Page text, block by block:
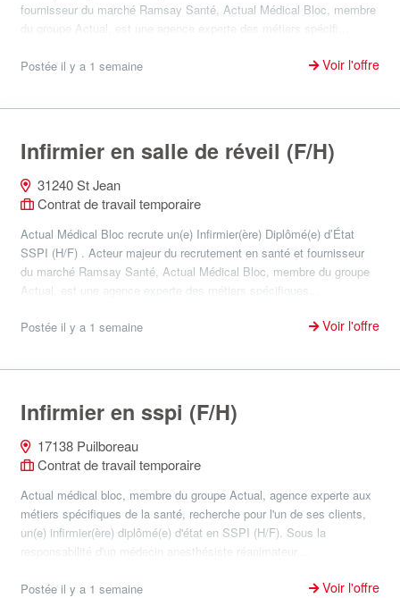
fournisseur du marché Ramsay Santé, Actual Médical Bloc, membre
du groupe Actual, est une agence experte des métiers spécifi...
Postée il y a 1 semaine Voir l'offre
Infirmier en salle de réveil (F/H)
31240 St Jean
Contrat de travail temporaire
Actual Médical Bloc recrute un(e) Infirmier(ère) Diplômé(e) d’État
SSPI (H/F) . Acteur majeur du recrutement en santé et fournisseur
du marché Ramsay Santé, Actual Médical Bloc, membre du groupe
Actual, est une agence experte des métiers spécifiques...
Postée il y a 1 semaine Voir l'offre
Infirmier en sspi (F/H)
17138 Puilboreau
Contrat de travail temporaire
Actual médical bloc, membre du groupe Actual, agence experte aux
métiers spécifiques de la santé, recherche pour l'un de ses clients,
un(e) infirmier(ère) diplômé(e) d'état en SSPI (H/F). Sous la
responsabilité d'un médecin anesthésiste réanimateur,...
Postée il y a 1 semaine Voir l'offre